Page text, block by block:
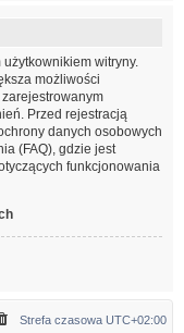
witryny.
możliwości
zarejestrowanym
Przed rejestracją
danych osobowych
(FAQ), gdzie jest
funkcjonowania
Strefa czasowa UTC+02:00